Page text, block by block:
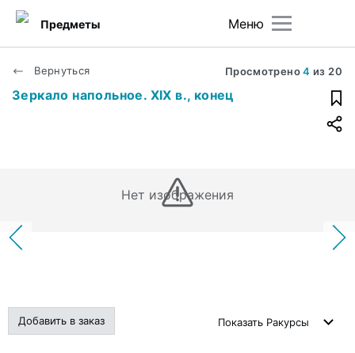
Меню
Предметы
Вернуться Просмотрено4 из 20
Зеркало напольное. ХIХ в., конец
Нет изображения
Добавить в заказ Показать Ракурсы